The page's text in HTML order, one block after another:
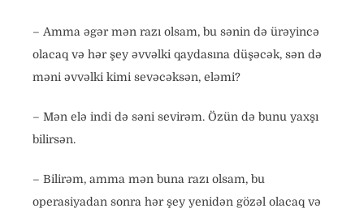
– Amma əgər mən razı olsam, bu sənin də ürəyincə
olacaq və hər şey əvvəlki qaydasına düşəcək, sən də
məni əvvəlki kimi sevəcəksən, eləmi?
– Mən elə indi də səni sevirəm. Özün də bunu yaxşı
bilirsən.
– Bilirəm, amma mən buna razı olsam, bu
operasiyadan sonra hər şey yenidən gözəl olacaq və